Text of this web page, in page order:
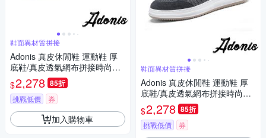
鞋面異材質拼接
Adonis 真皮休閒鞋 運動鞋 厚
底鞋/真皮透氣網布拼接時尚休
閒厚底運動鞋 卡其
$2,278 85折
挑戰低價 券
加入購物車
鞋面異材質拼接
Adonis 真皮休閒鞋 運動鞋 厚
底鞋/真皮透氣網布拼接時尚休
閒厚底運動鞋 灰
$2,278 85折
挑戰低價 券